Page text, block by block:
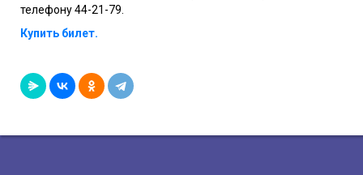
телефону 44-21-79.
Купить билет.